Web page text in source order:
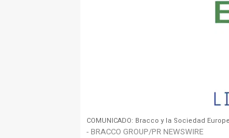
COMUNICADO: Bracco y la Sociedad
- BRACCO GROUP/PR NEWSWIRE